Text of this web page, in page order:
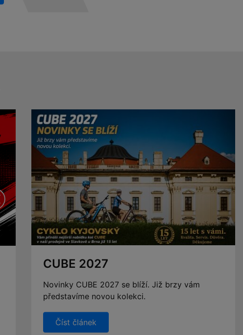
CUBE 2027
Novinky CUBE 2027 se blíží. Již brzy vám
představíme novou kolekci.
Číst článek